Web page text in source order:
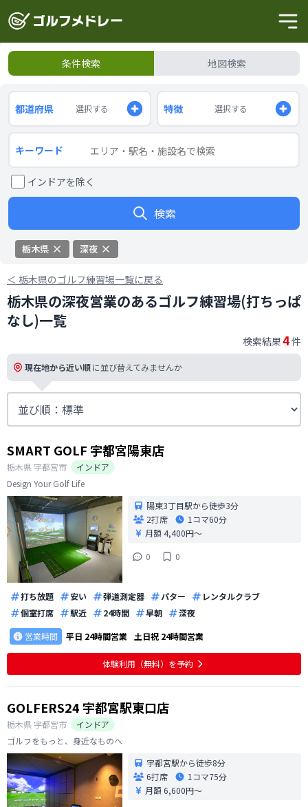
条件検索 地図検索
都道府県 選択する 特徴 選択する
キーワード
インドアを除く
検索
栃木県 深夜
＜ 栃木県のゴルフ練習場一覧に戻る
栃木県の深夜営業のあるゴルフ練習場(打ちっぱ
なし)一覧
検索結果4件
現在地から近い順に並び替えてみませんか
SMART GOLF 宇都宮陽東店
栃木県 宇都宮市
インドア
Design Your Golf Life
陽東3丁目駅から徒歩3分
2打席
1コマ60分
月額 4,400円〜
0
0
打ち放題 安い 弾道測定器 パター
レンタルクラブ
個室打席
駅近 24時間 早朝
深夜
営業時間
平日 24時間営業 土日祝 24時間営業
体験利用（無料）を予約
GOLFERS24 宇都宮駅東口店
栃木県 宇都宮市
インドア
ゴルフをもっと、身近なものへ
宇都宮駅から徒歩8分
6打席
1コマ75分
月額 6,600円〜